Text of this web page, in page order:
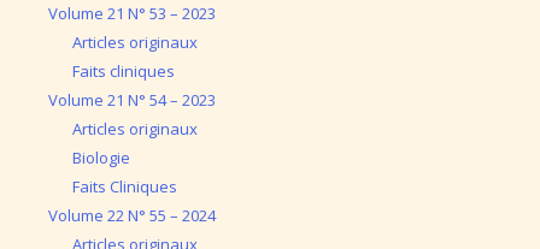
Volume 21 N° 53 – 2023
Articles originaux
Faits cliniques
Volume 21 N° 54 – 2023
Articles originaux
Biologie
Faits Cliniques
Volume 22 N° 55 – 2024
Articles originaux